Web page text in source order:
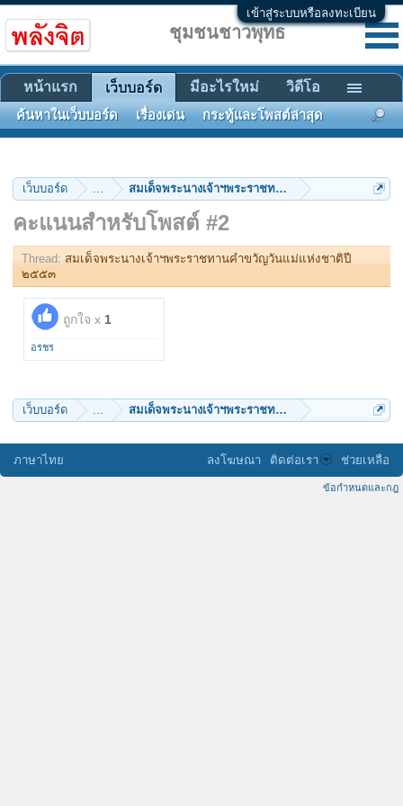
เข้าสู่ระบบหรือลงทะเบียน
เว็บบอร์ด ... สมเด็จพระนางเจ้าฯพระราชทานคำขวัญวันแม่แห่งชา
คะแนนสำหรับโพสต์ #2
Thread: สมเด็จพระนางเจ้าฯพระราชทานคำขวัญวันแม่แห่งชาติปี
๒๕๕๓
ถูกใจ x 1
อรชร
เว็บบอร์ด ... สมเด็จพระนางเจ้าฯพระราชทานคำขวัญวันแม่แห่งชา
ชุมชนชาวพุทธ
หน้าแรก เว็บบอร์ด
ค้นหาในเว็บบอร์ด เรื่องเด่น กระทู้และโพสต์ล่าสุด
มีอะไรใหม่ วิดีโอ
ภาษาไทย ลงโฆษณา ติดต่อเรา ช่วยเหลือ
ข้อกำหนดและกฎ